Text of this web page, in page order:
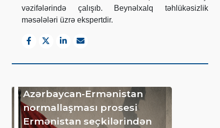
vəzifələrində çalışıb. Beynəlxalq təhlükəsizlik
məsələləri üzrə ekspertdir.
Azərbaycan-Ermənistan
normallaşması prosesi
Ermənistan seçkilərindən